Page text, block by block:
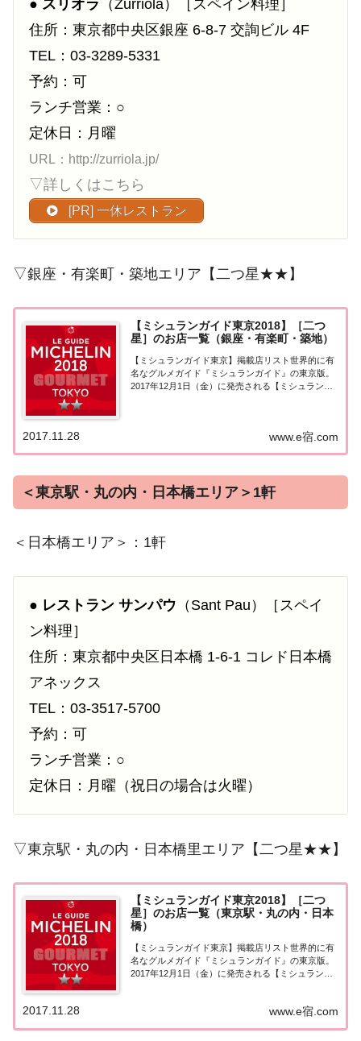
● スリオラ （Zurriola）［スペイン料理］
住所：東京都中央区銀座 6-8-7 交詢ビル 4F
TEL：03-3289-5331
予約：可
ランチ営業：○
定休日：月曜
URL：http://zurriola.jp/
▽詳しくはこちら
[PR] 一休レストラン
▽銀座・有楽町・築地エリア【二つ星★★】
【ミシュランガイド東京2018】［二つ
星］のお店一覧（銀座・有楽町・築地）
【ミシュランガイド東京】掲載店リスト世界的に有
名なグルメガイド『ミシュランガイド』の東京版。
2017年12月1日（金）に発売される【ミシュランガ
www.e宿.com
2017.11.28
＜東京駅・丸の内・日本橋エリア＞1軒
＜日本橋エリア＞：1軒
● レストラン サンパウ （Sant Pau）［スペイ
ン料理］
住所：東京都中央区日本橋 1-6-1 コレド日本橋
アネックス
TEL：03-3517-5700
予約：可
ランチ営業：○
定休日：月曜（祝日の場合は火曜）
▽東京駅・丸の内・日本橋里エリア【二つ星★★】
【ミシュランガイド東京2018】［二つ
星］のお店一覧（東京駅・丸の内・日本
橋）
【ミシュランガイド東京】掲載店リスト世界的に有
名なグルメガイド『ミシュランガイド』の東京版。
2017年12月1日（金）に発売される【ミシュランガ
エリア（東京駅・丸の内・日本橋）の『...www.e宿.com
2017.11.28